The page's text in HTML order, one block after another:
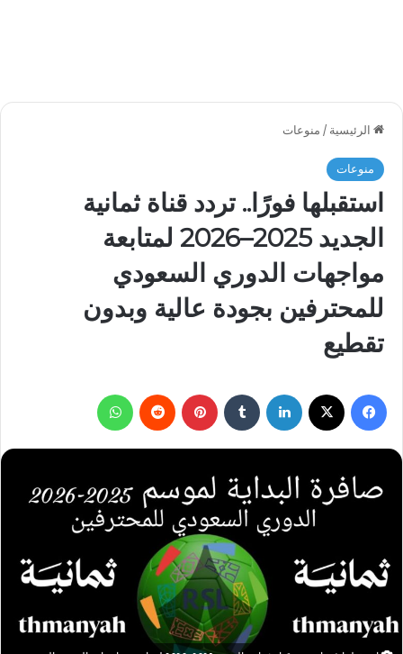
الرئيسية / منوعات
منوعات
استقبلها فورًا.. تردد قناة ثمانية
الجديد 2025–2026 لمتابعة
مواجهات الدوري السعودي
للمحترفين بجودة عالية وبدون
تقطيع
فيسبوك لينكدإن بينتيريست